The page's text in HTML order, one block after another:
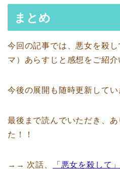
まとめ
今回の記事では、悪女を殺
マ）あらすじと感想をご紹介
今後の展開も随時更新してい
最後まで読んでいただき、
た！！
→→ 次話、 「悪女を殺して